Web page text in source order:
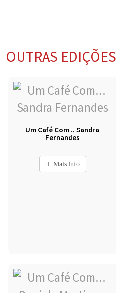
OUTRAS EDIÇÕES
Um Café Com... Sandra
Fernandes
Mais info